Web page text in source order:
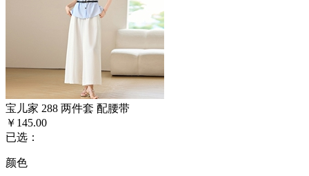
宝儿家 288 两件套 配腰带
￥145.00
已选：
颜色